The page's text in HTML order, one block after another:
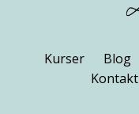
Kurser Blog
Kontakt